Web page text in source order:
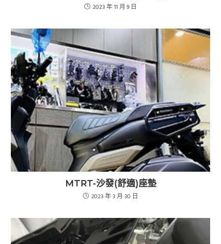
2023 年 11 月 9 日
MTRT-沙發(舒適)座墊
2023 年 3 月 30 日